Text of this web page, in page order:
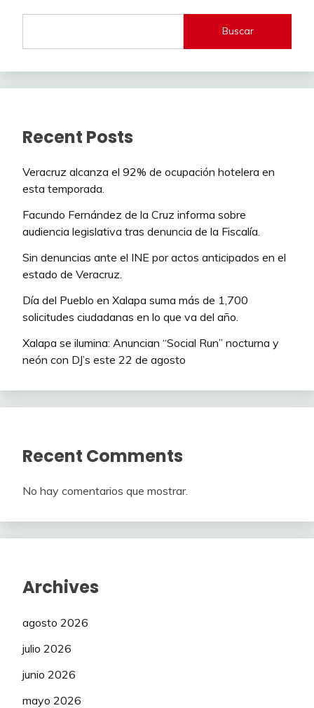
Buscar
Recent Posts
Veracruz alcanza el 92% de ocupación hotelera en
esta temporada.
Facundo Fernández de la Cruz informa sobre
audiencia legislativa tras denuncia de la Fiscalía.
Sin denuncias ante el INE por actos anticipados en el
estado de Veracruz.
Día del Pueblo en Xalapa suma más de 1,700
solicitudes ciudadanas en lo que va del año.
Xalapa se ilumina: Anuncian “Social Run” nocturna y
neón con DJ’s este 22 de agosto
Recent Comments
No hay comentarios que mostrar.
Archives
agosto 2026
julio 2026
junio 2026
mayo 2026